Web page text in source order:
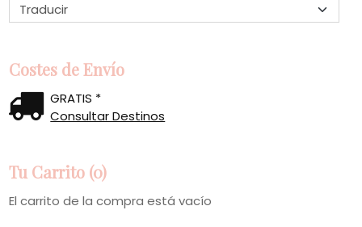
Costes de Envío
GRATIS *
Consultar Destinos
Tu Carrito (0)
El carrito de la compra está vacío